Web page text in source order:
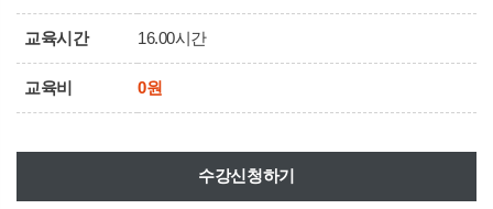
교육시간 16.00시간
교육비 0원
수강신청하기